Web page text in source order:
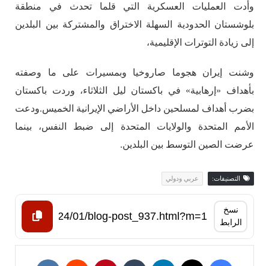
وأدت العمليات العسكرية التي قلما تحدث في منطقة
بلوشستان الحدودية السهلة الاختراق والمشتركة بين البلدين
إلى زيادة التوترات الإقليمية،
وشنت إيران هجوما صاروخيا وبمسيرات على ما وصفته
بأهداف «إرهابية» في باكستان ليل الثلاثاء، وردت باكستان
بضرب أهداف لمسلحين داخل الأراضي الإيرانية الخميس.ودعت
الأمم المتحدة والولايات المتحدة إلى ضبط النفس، بينما
عرضت الصين التوسط بين البلدين.
التصنيفات: عربي ودولي
نسخ
الرابط